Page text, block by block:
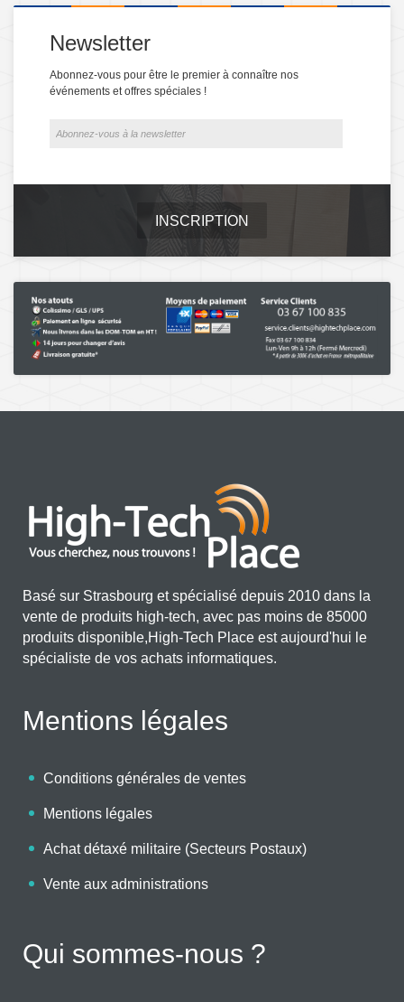
Newsletter
Abonnez-vous pour être le premier à connaître nos
événements et offres spéciales !
INSCRIPTION
Basé sur Strasbourg et spécialisé depuis 2010 dans la
vente de produits high-tech, avec pas moins de 85000
produits disponible,High-Tech Place est aujourd'hui le
spécialiste de vos achats informatiques.
Mentions légales
Conditions générales de ventes
Mentions légales
Achat détaxé militaire (Secteurs Postaux)
Vente aux administrations
Qui sommes-nous ?